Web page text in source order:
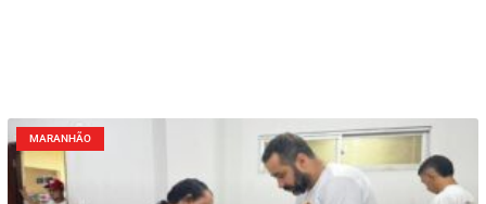
MARANHÃO